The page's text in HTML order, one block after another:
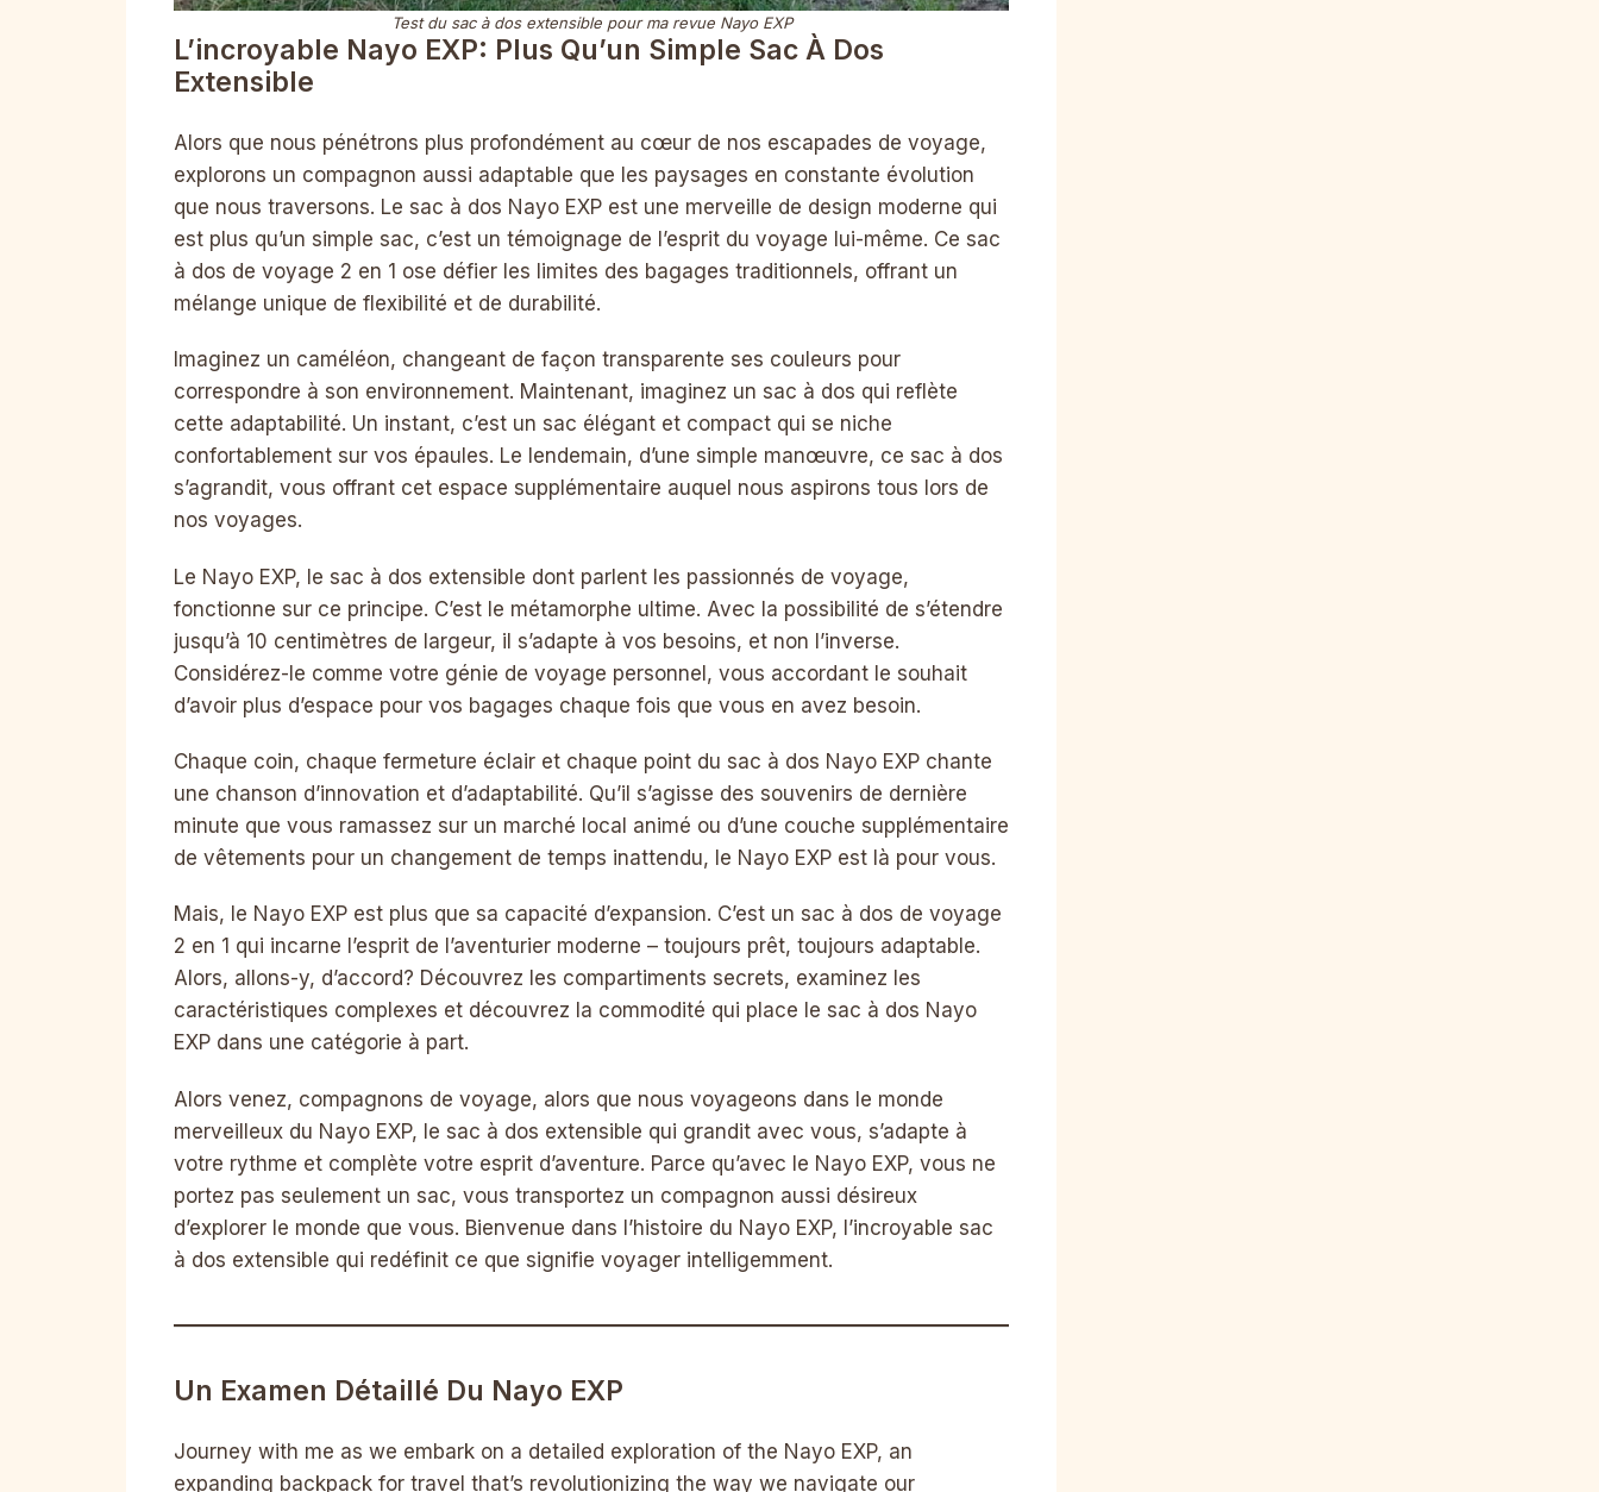
Test du sac à dos extensible pour ma revue Nayo EXP
L’incroyable Nayo EXP: Plus Qu’un Simple Sac À Dos
Extensible
Alors que nous pénétrons plus profondément au cœur de nos escapades de voyage,
explorons un compagnon aussi adaptable que les paysages en constante évolution
que nous traversons. Le sac à dos Nayo EXP est une merveille de design moderne qui
est plus qu’un simple sac, c’est un témoignage de l’esprit du voyage lui-même. Ce sac
à dos de voyage 2 en 1 ose défier les limites des bagages traditionnels, offrant un
mélange unique de flexibilité et de durabilité.
Imaginez un caméléon, changeant de façon transparente ses couleurs pour
correspondre à son environnement. Maintenant, imaginez un sac à dos qui reflète
cette adaptabilité. Un instant, c’est un sac élégant et compact qui se niche
confortablement sur vos épaules. Le lendemain, d’une simple manœuvre, ce sac à dos
s’agrandit, vous offrant cet espace supplémentaire auquel nous aspirons tous lors de
nos voyages.
Le Nayo EXP, le sac à dos extensible dont parlent les passionnés de voyage,
fonctionne sur ce principe. C’est le métamorphe ultime. Avec la possibilité de s’étendre
jusqu’à 10 centimètres de largeur, il s’adapte à vos besoins, et non l’inverse.
Considérez-le comme votre génie de voyage personnel, vous accordant le souhait
d’avoir plus d’espace pour vos bagages chaque fois que vous en avez besoin.
Chaque coin, chaque fermeture éclair et chaque point du sac à dos Nayo EXP chante
une chanson d’innovation et d’adaptabilité. Qu’il s’agisse des souvenirs de dernière
minute que vous ramassez sur un marché local animé ou d’une couche supplémentaire
de vêtements pour un changement de temps inattendu, le Nayo EXP est là pour vous.
Mais, le Nayo EXP est plus que sa capacité d’expansion. C’est un sac à dos de voyage
2 en 1 qui incarne l’esprit de l’aventurier moderne – toujours prêt, toujours adaptable.
Alors, allons-y, d’accord? Découvrez les compartiments secrets, examinez les
caractéristiques complexes et découvrez la commodité qui place le sac à dos Nayo
EXP dans une catégorie à part.
Alors venez, compagnons de voyage, alors que nous voyageons dans le monde
merveilleux du Nayo EXP, le sac à dos extensible qui grandit avec vous, s’adapte à
votre rythme et complète votre esprit d’aventure. Parce qu’avec le Nayo EXP, vous ne
portez pas seulement un sac, vous transportez un compagnon aussi désireux
d’explorer le monde que vous. Bienvenue dans l’histoire du Nayo EXP, l’incroyable sac
à dos extensible qui redéfinit ce que signifie voyager intelligemment.
Un Examen Détaillé Du Nayo EXP
Journey with me as we embark on a detailed exploration of the Nayo EXP, an
expanding backpack for travel that’s revolutionizing the way we navigate our